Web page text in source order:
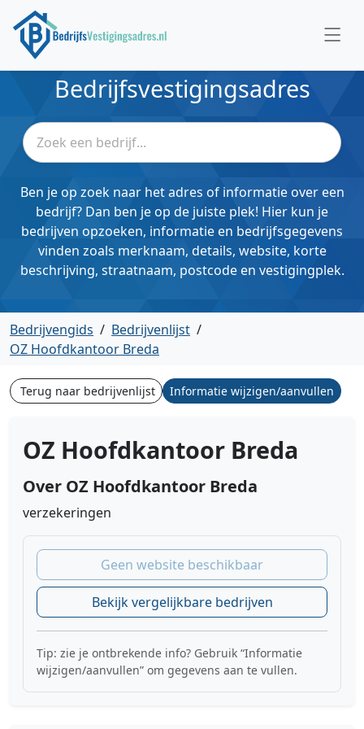
Bedrijfsvestigingsadres
Ben je op zoek naar het adres of informatie over een
bedrijf? Dan ben je op de juiste plek! Hier kun je
bedrijven opzoeken, informatie en bedrijfsgegevens
vinden zoals merknaam, details, website, korte
beschrijving, straatnaam, postcode en vestigingplek.
Bedrijvengids / Bedrijvenlijst /
OZ Hoofdkantoor Breda
Terug naar bedrijvenlijst Informatie wijzigen/aanvullen
OZ Hoofdkantoor Breda
Over OZ Hoofdkantoor Breda
verzekeringen
Geen website beschikbaar
Bekijk vergelijkbare bedrijven
Tip: zie je ontbrekende info? Gebruik “Informatie
wijzigen/aanvullen” om gegevens aan te vullen.